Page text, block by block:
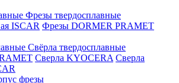
Фрезы твердосплавные
ISCAR Фрезы DORMER PRAMET
Свёрла твердосплавные
Сверла KYOCERA Сверла
фрезы